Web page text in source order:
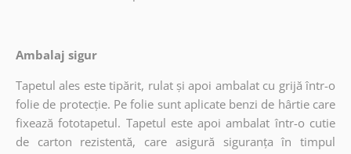
Ambalaj sigur
Tapetul ales este tipărit, rulat și apoi ambalat cu grijă într-o
folie de protecție. Pe folie sunt aplicate benzi de hârtie care
fixează fototapetul. Tapetul este apoi ambalat într-o cutie
de carton rezistentă, care asigură siguranța în timpul